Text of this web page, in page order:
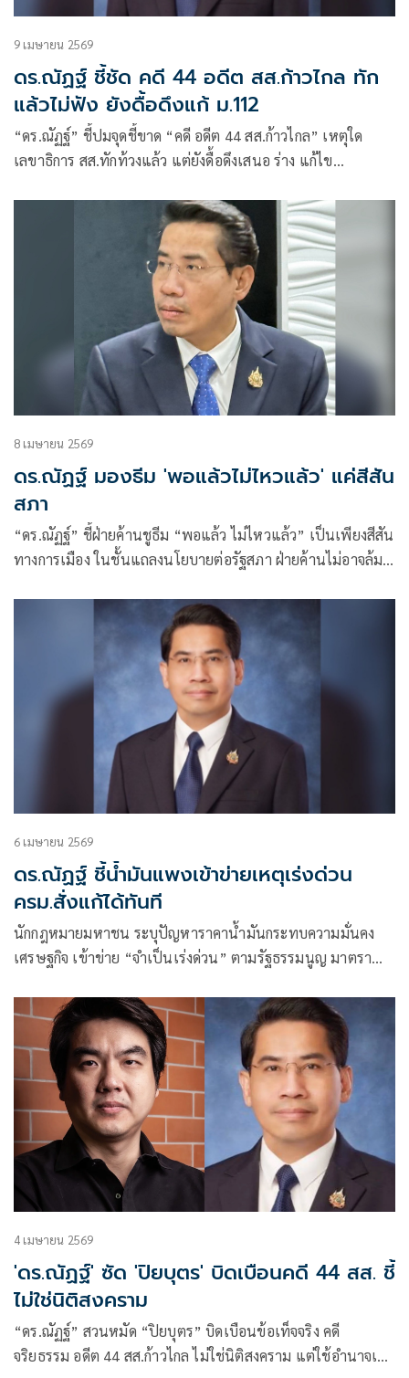
9 เมษายน 2569
ดร.ณัฏฐ์ ชี้ชัด คดี 44 อดีต สส.ก้าวไกล ทัก
แล้วไม่ฟัง ยังดื้อดึงแก้ ม.112
“ดร.ณัฏฐ์” ชี้ปมจุดชี้ขาด “คดี อดีต 44 สส.ก้าวไกล” เหตุใด
เลขาธิการ สส.ทักท้วงแล้ว แต่ยังดื้อดึงเสนอ ร่าง แก้ไข
8 เมษายน 2569
ดร.ณัฏฐ์ มองธีม 'พอแล้วไม่ไหวแล้ว' แค่สีสัน
สภา
“ดร.ณัฏฐ์” ชี้ฝ่ายค้านชูธีม “พอแล้ว ไม่ไหวแล้ว” เป็นเพียงสีสัน
ทางการเมือง ในชั้นแถลงนโยบายต่อรัฐสภา ฝ่ายค้านไม่อาจล้ม
6 เมษายน 2569
ดร.ณัฏฐ์ ชี้น้ำมันแพงเข้าข่ายเหตุเร่งด่วน
ครม.สั่งแก้ได้ทันที
นักกฎหมายมหาชน ระบุปัญหาราคาน้ำมันกระทบความมั่นคง
เศรษฐกิจ เข้าข่าย “จำเป็นเร่งด่วน” ตามรัฐธรรมนูญ มาตรา
นโยบาย หวั่นปล่อยช้ากระทบทั้งเศรษฐกิจและการเมือง
4 เมษายน 2569
'ดร.ณัฏฐ์' ซัด 'ปิยบุตร' บิดเบือนคดี 44 สส. ชี้
ไม่ใช่นิติสงคราม
“ดร.ณัฏฐ์” สวนหมัด “ปิยบุตร” บิดเบือนข้อเท็จจริง คดี
จริยธรรม อดีต 44 สส.ก้าวไกล ไม่ใช่นิติสงคราม แต่ใช้อำนาจเกิน